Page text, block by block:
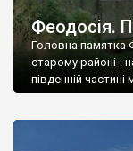
Феодосія.
Головна памятка
старому районі -
південній частині